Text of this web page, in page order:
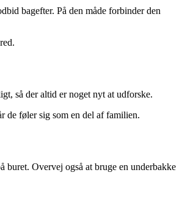
bagefter. På den måde forbinder den
så der altid er noget nyt at udforske.
de føler sig som en del af familien.
Overvej også at bruge en underbakke